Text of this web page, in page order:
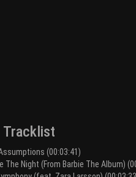
Tracklist
(00:03:41)
The Night (From Barbie The Album)